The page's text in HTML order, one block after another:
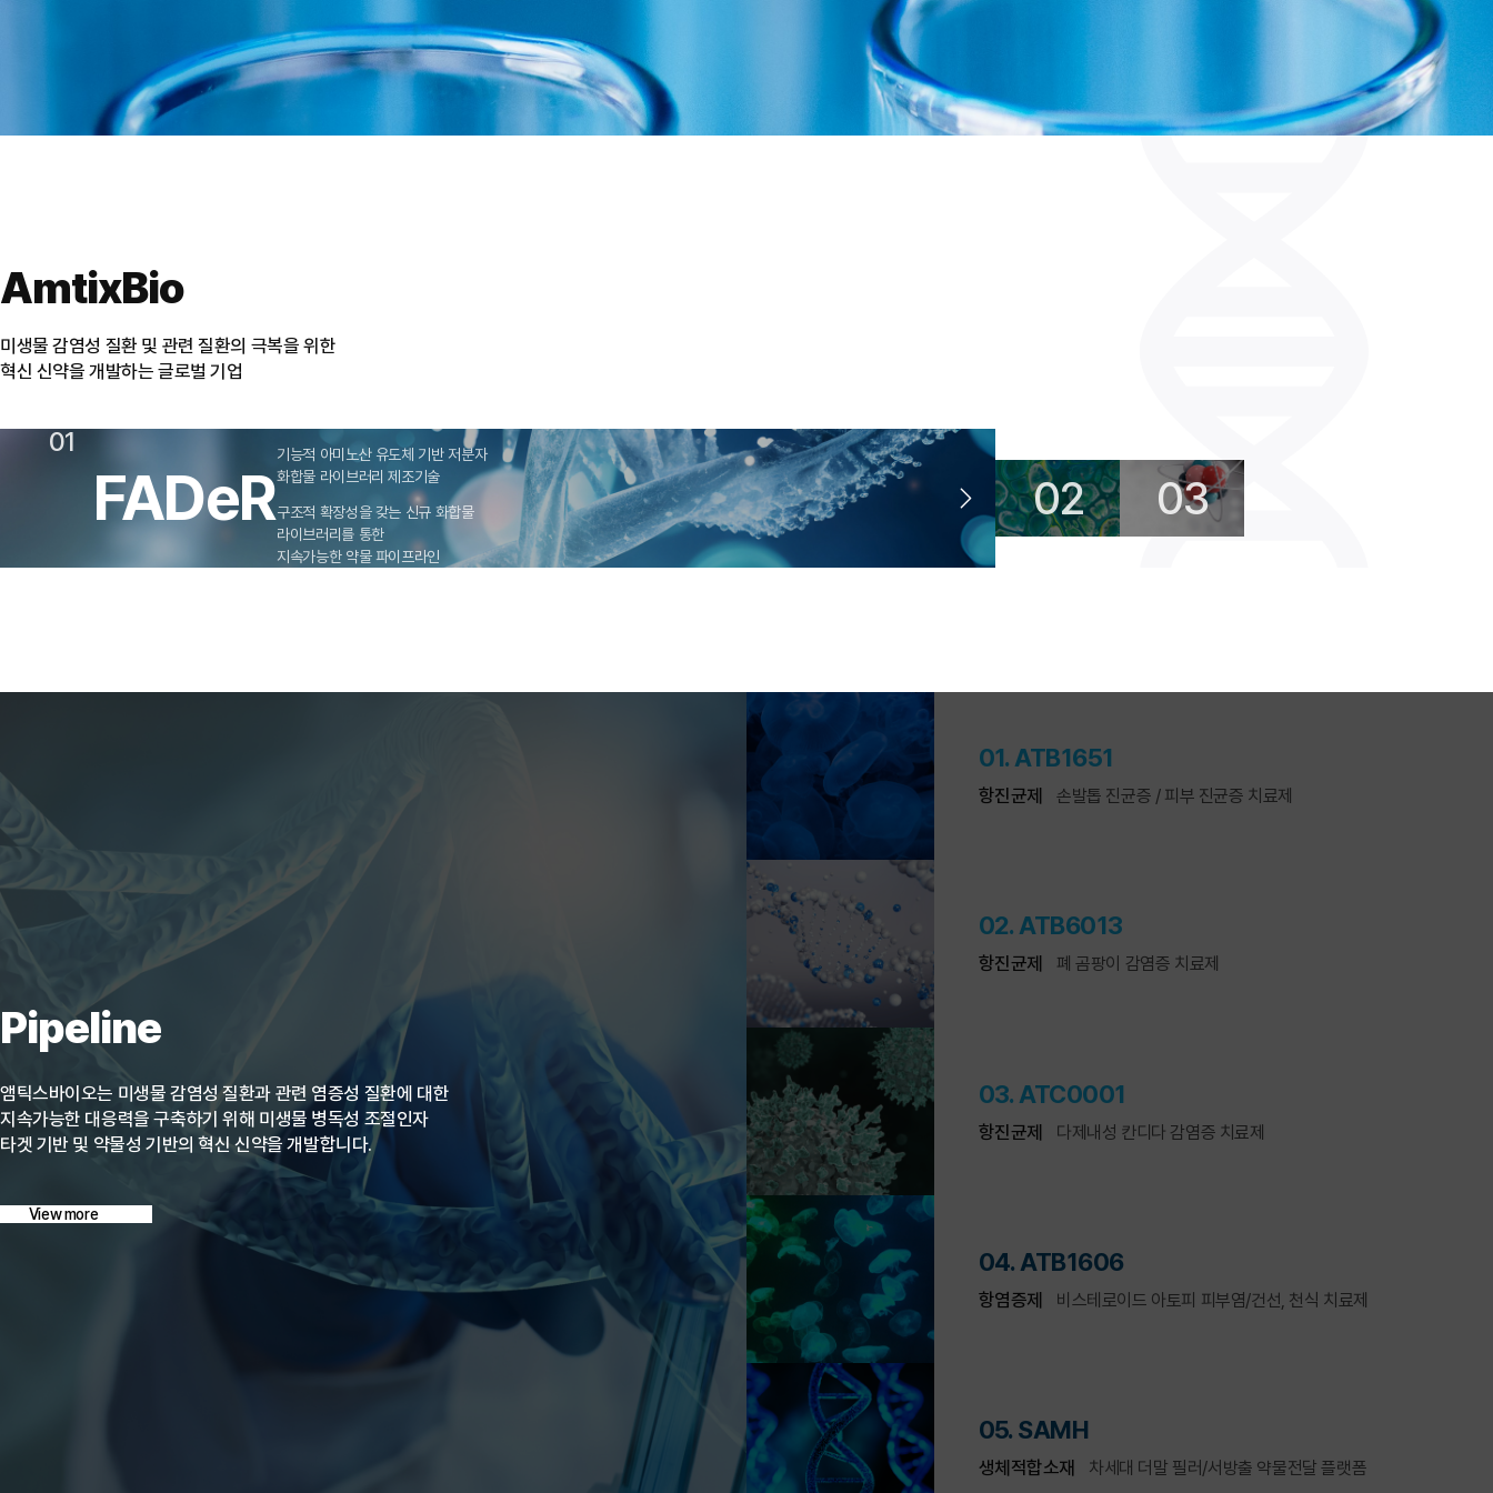
AmtixBio
미생물 감염성 질환 및 관련 질환의 극복을 위한
혁신 신약을 개발하는 글로벌 기업
01
FADeR
기능적 아미노산 유도체 기반 저분자
화합물 라이브러리 제조기술
구조적 확장성을 갖는 신규 화합물
라이브러리를 통한
지속가능한 약물 파이프라인
02 03
Pipeline
앰틱스바이오는 미생물 감염성 질환과 관련 염증성 질환에 대한
지속가능한 대응력을 구축하기 위해 미생물 병독성 조절인자
타겟 기반 및 약물성 기반의 혁신 신약을 개발합니다.
View more
01. ATB1651
항진균제 손발톱 진균증 / 피부 진균증 치료제
02. ATB6013
항진균제 폐 곰팡이 감염증 치료제
03. ATC0001
항진균제 다제내성 칸디다 감염증 치료제
04. ATB1606
항염증제 비스테로이드 아토피 피부염/건선, 천식 치료제
05. SAMH
생체적합소재 차세대 더말 필러/서방출 약물전달 플랫폼